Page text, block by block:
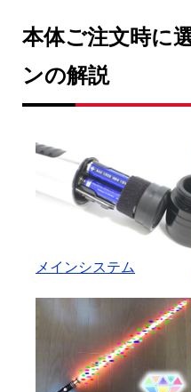
本体ご注文時に
ンの解説
メインシステム